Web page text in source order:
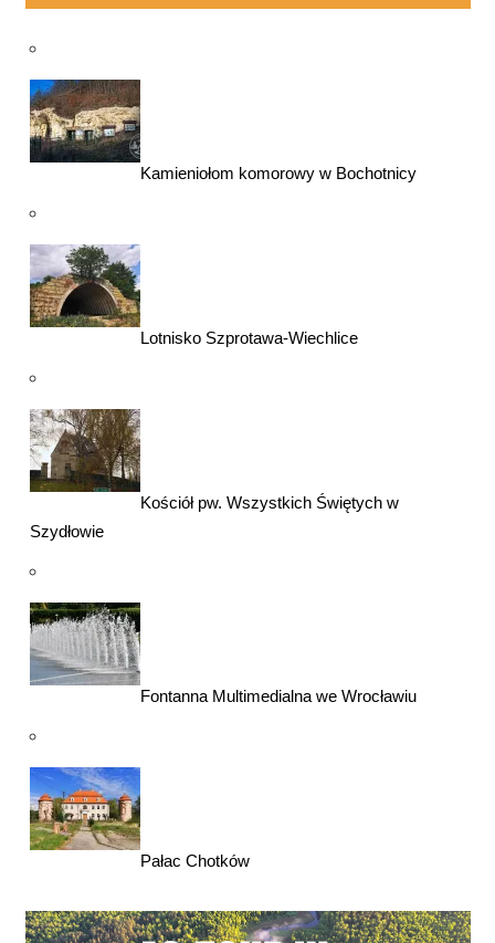
Kamieniołom komorowy w Bochotnicy
Lotnisko Szprotawa-Wiechlice
Kościół pw. Wszystkich Świętych w
Szydłowie
Fontanna Multimedialna we Wrocławiu
Pałac Chotków